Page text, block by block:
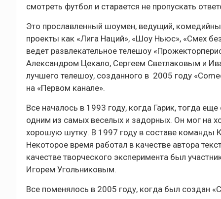
смотреть футбол и старается не пропускать
Это прославленный шоумен, ведущий,
проекты как «Лига Наций», «Шоу Ньюс», «Смех
ведет развлекательное телешоу
Александром Цекало, Сергеем Светлаковым и
лучшего телешоу, созданного в 2005 году
на «Первом канале».
Все началось в 1993 году, когда Гарик, тогда
одним из самых веселых и задорных. Он мог на
хорошую шутку. В 1997 году в составе команды
Некоторое время работал в качестве автора
качестве творческого эксперимента был
Игорем Угольниковым.
Все поменялось в 2005 году, когда был создан